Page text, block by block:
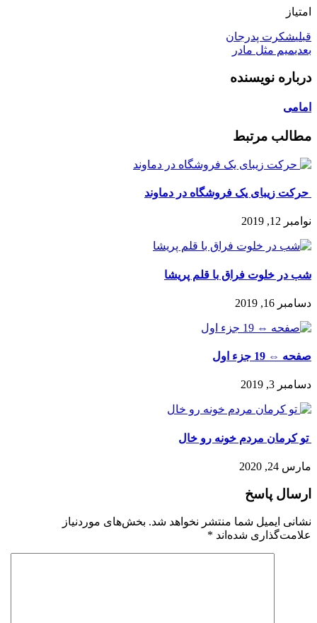
امتیاز
قبلیشکرت پدرجان
بعدیمیم مثل مادر
درباره نویسنده
امامی
مطالب مرتبط
️ حرکت زیبای یک فروشگاه در دماوند
نوامبر 12, 2019
شب در خلوت فراق با قلم پریشا
دسامبر 16, 2019
صفحه ⇔ 19 جزء اول
دسامبر 3, 2019
️ تو کرمان مردم خونه رو خال
مارس 24, 2020
ارسال پاسخ
نشانی ایمیل شما منتشر نخواهد شد. بخش‌های موردنیاز
علامت‌گذاری شده‌اند *